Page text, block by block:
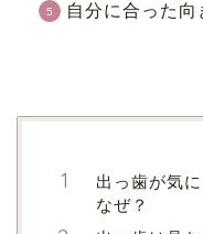
自分に合った向
出っ歯が気
なぜ？